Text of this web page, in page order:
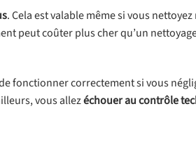
. Cela est valable même si vous
peut coûter plus cher qu’un
fonctionner correctement si vous
vous allezéchoueraucontrôle